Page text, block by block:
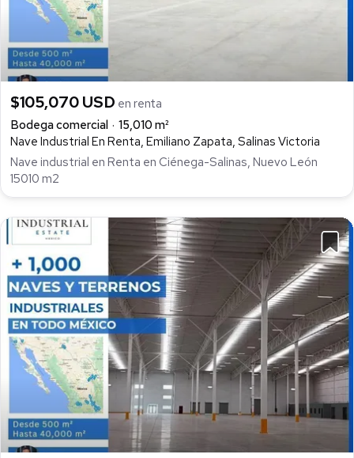
$105,070 USD en renta
Bodega comercial
15,010 m²
Nave Industrial En Renta, Emiliano Zapata, Salinas Victoria
Nave industrial en Renta en Ciénega-Salinas, Nuevo León
15010 m2